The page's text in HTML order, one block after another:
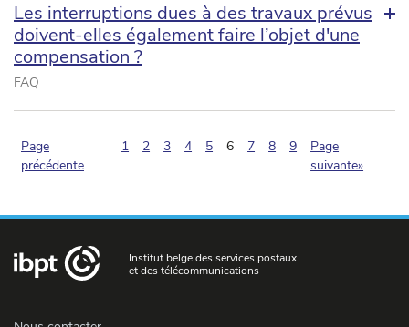
Les interruptions dues à des travaux prévus
doivent-elles également faire l’objet d'une
compensation ?
FAQ
Page
précédente
1 2 3 4 5 6(pagination.current)
7 8 9
Page
suivante»
Institut belge des services postaux
et des télécommunications